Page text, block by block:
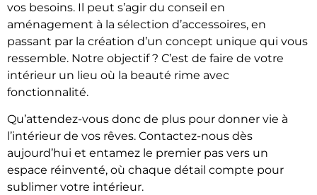
vos besoins. Il peut s’agir du conseil en
aménagement à la sélection d’accessoires, en
passant par la création d’un concept unique qui vous
ressemble. Notre objectif ? C’est de faire de votre
intérieur un lieu où la beauté rime avec
fonctionnalité.
Qu’attendez-vous donc de plus pour donner vie à
l’intérieur de vos rêves. Contactez-nous dès
aujourd’hui et entamez le premier pas vers un
espace réinventé, où chaque détail compte pour
sublimer votre intérieur.